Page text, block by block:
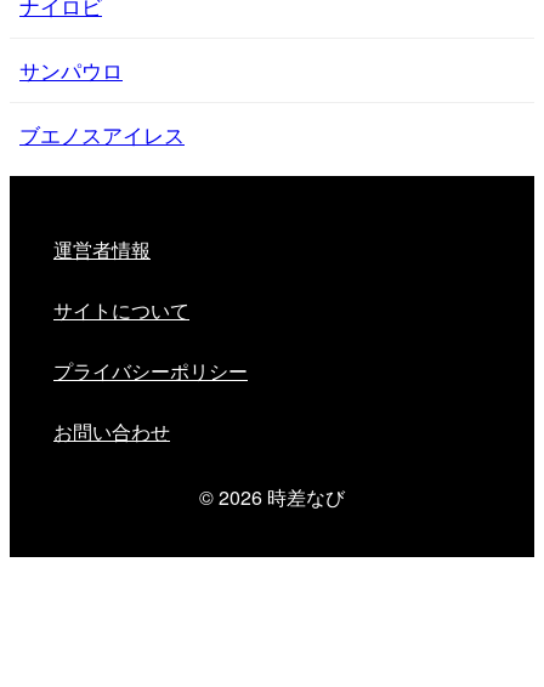
サンパウロ
ブエノスアイレス
運営者情報
サイトについて
プライバシーポリシー
お問い合わせ
© 2026 時差なび